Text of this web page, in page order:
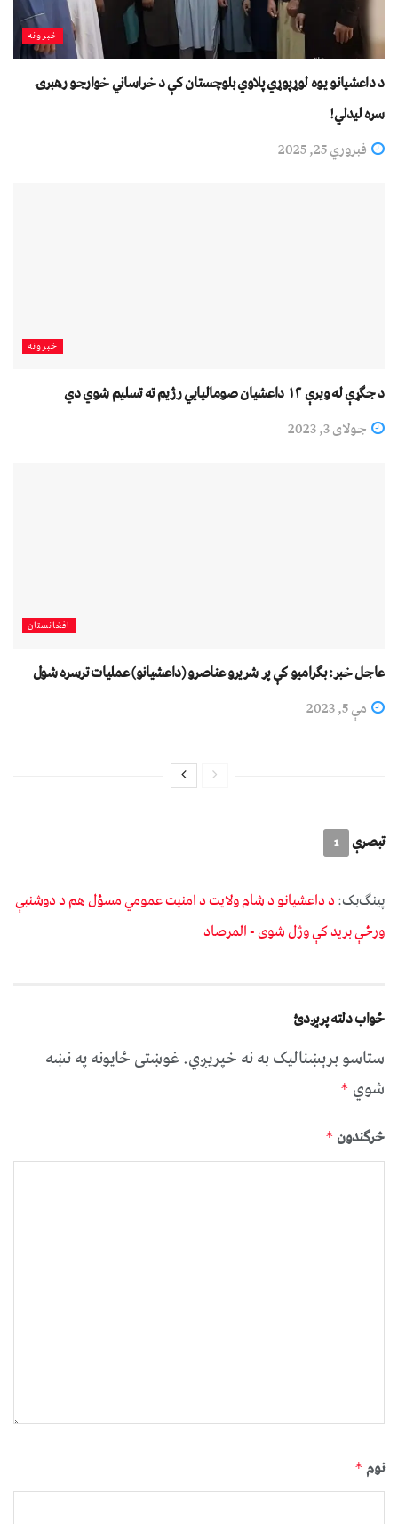
خبرونه
د داعشيانو یوه لوړپوړي پلاوي بلوچستان کې د خراساني خوارجو رهبرۍ
سره لیدلي!
فبروري 25, 2025
خبرونه
د جګړې له ویرې ۱۲ داعشیان صومالیايي رژیم ته تسلیم شوي دي
جولای 3, 2023
افغانستان
عاجل خبر: بګرامیو کې پر شریرو عناصرو (داعشیانو) عملیات ترسره شول
مې 5, 2023
تبصرې 1
پینگ‌بک:د داعشیانو د شام ولایت د امنیت عمومي مسؤل هم د دوشنبې
ورځې برید کې وژل شوی - المرصاد
ځواب دلته پرېږدئ
ستاسو برېښناليک به نه خپريږي.غوښتى ځایونه په نښه
شوي *
څرگندون *
نوم *